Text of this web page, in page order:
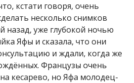
кстати говоря, очень
несколько снимков
назад, уже глубокой ночью
Яфы и сказала, что они
и ждали, когда же
Французы очень
кесарево, но Яфа молодец-